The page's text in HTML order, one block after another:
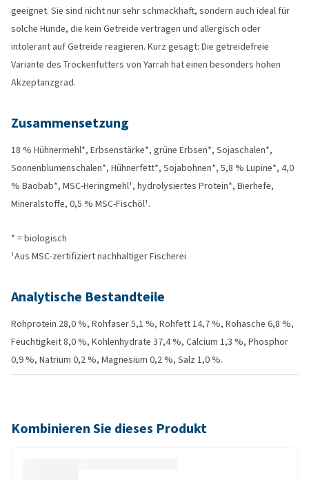
geeignet. Sie sind nicht nur sehr schmackhaft, sondern auch ideal für
solche Hunde, die kein Getreide vertragen und allergisch oder
intolerant auf Getreide reagieren. Kurz gesagt: Die getreidefreie
Variante des Trockenfutters von Yarrah hat einen besonders hohen
Akzeptanzgrad.
Zusammensetzung
18 % Hühnermehl*, Erbsenstärke*, grüne Erbsen*, Sojaschalen*,
Sonnenblumenschalen*, Hühnerfett*, Sojabohnen*, 5,8 % Lupine*, 4,0
% Baobab*, MSC-Heringmehl¹, hydrolysiertes Protein*, Bierhefe,
Mineralstoffe, 0,5 % MSC-Fischöl¹.
* = biologisch
¹Aus MSC-zertifiziert nachhaltiger Fischerei
Analytische Bestandteile
Rohprotein 28,0 %, Rohfaser 5,1 %, Rohfett 14,7 %, Rohasche 6,8 %,
Feuchtigkeit 8,0 %, Kohlenhydrate 37,4 %, Calcium 1,3 %, Phosphor
0,9 %, Natrium 0,2 %, Magnesium 0,2 %, Salz 1,0 %.
Kombinieren Sie dieses Produkt